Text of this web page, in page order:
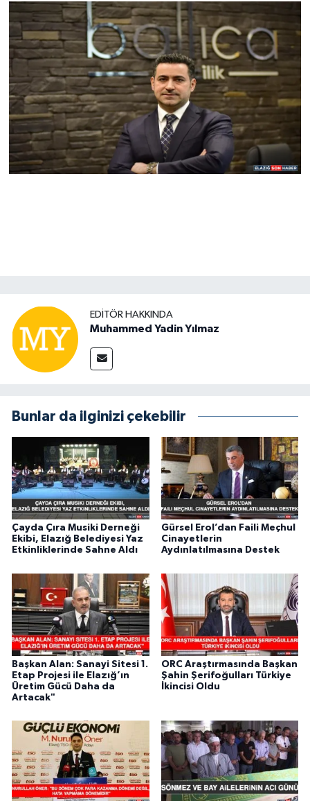
EDITÖR HAKKINDA
Muhammed Yadin Yılmaz
Bunlar da ilginizi çekebilir
Çayda Çıra Musiki Derneği
Ekibi, Elazığ Belediyesi Yaz
Etkinliklerinde Sahne Aldı
Gürsel Erol’dan Faili Meçhul
Cinayetlerin
Aydınlatılmasına Destek
Başkan Alan: Sanayi Sitesi 1.
Etap Projesi ile Elazığ’ın
Üretim Gücü Daha da
Artacak"
ORC Araştırmasında Başkan
Şahin Şerifoğulları Türkiye
İkincisi Oldu